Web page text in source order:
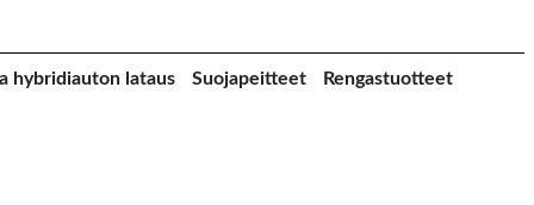
hybridiauton lataus Suojapeitteet Rengastuotteet